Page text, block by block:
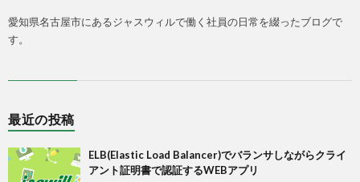
愛知県名古屋市にあるジャスウィルで働く社員の日常を綴ったブログで
す。
最近の投稿
ELB(Elastic Load Balancer)でバランサしながらクライ
アント証明書で認証するWEBアプリ